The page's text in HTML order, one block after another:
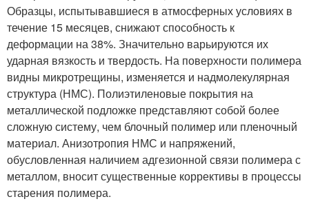
Образцы, испытывавшиеся в атмосферных условиях в
течение 15 месяцев, снижают способность к
деформации на 38%. Значительно варьируются их
ударная вязкость и твердость. На поверхности полимера
видны микротрещины, изменяется и надмолекулярная
структура (НМС). Полиэтиленовые покрытия на
металлической подложке представляют собой более
сложную систему, чем блочный полимер или пленочный
материал. Анизотропия НМС и напряжений,
обусловленная наличием адгезионной связи полимера с
металлом, вносит существенные коррективы в процессы
старения полимера.